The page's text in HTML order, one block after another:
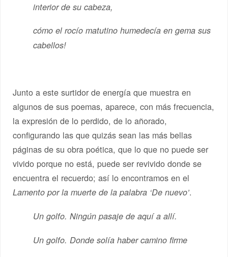
interior de su cabeza,
cómo el rocío matutino humedecía en gema sus
cabellos!
Junto a este surtidor de energía que muestra en
algunos de sus poemas, aparece, con más frecuencia,
la expresión de lo perdido, de lo añorado,
configurando las que quizás sean las más bellas
páginas de su obra poética, que lo que no puede ser
vivido porque no está, puede ser revivido donde se
encuentra el recuerdo; así lo encontramos en el
Lamento por la muerte de la palabra ‘De nuevo’.
Un golfo. Ningún pasaje de aquí a allí.
Un golfo. Donde solía haber camino firme